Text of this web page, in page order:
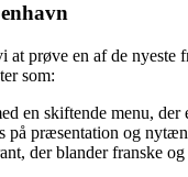
prøve en af de
som:
en skiftende menu,
på præsentation og
der blander franske